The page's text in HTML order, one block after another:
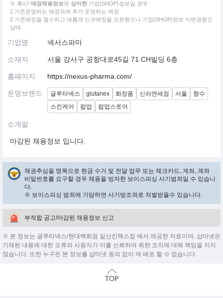
※ 혹시! 매장채용정보와 상이한 기업(SHOP)정보일 경우
1.기존운영하는 매장외에 추가 운영하는 매장
2.기존매장을 철수하고 새롭게 신규매장을 오픈했으나 기업(SHOP)정보 미변경중인
상태
기업명 넥서스파마
소재지 서울 강서구 공항대로45길 71 CH빌딩 6층
홈페이지 https://nexus-pharma.com/
운영브랜드 글루타넥스 glutanex 화장품 신라면세점 서울
향수
스킨케어
팝업 팝업스토어
소개말
마감된 채용정보 입니다.
채권추심을 명목으로 현금 수거 및 전달 업무 또는 체크카드, 계좌, 계좌
비밀번호를 요구할 경우 채용을 빙자한 보이스피싱 사기범죄일 수 있습니
다.
※ 보이스피싱 범죄에 가담하면 사기방조죄로 처벌받을수 있습니다.
부적합 공고/마감된 채용정보 신고
※ 본 정보는 글루타넥스/현대백화점 일산킨텍스점 에서 제공한 자료이며, 샵마넷은
기재된 내용에 대한 오류와 사용자가 이를 신뢰하여 취한 조치에 대해 책임을 지지
않습니다. 또한 누구든 본 정보를 샵마넷 동의 없이 재 배포 할 수 없습니다.